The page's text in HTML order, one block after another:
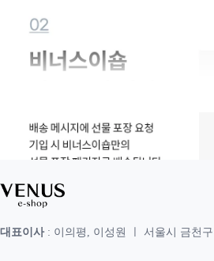
대표이사: 이의평, 이성원 ㅣ 서울시 금천